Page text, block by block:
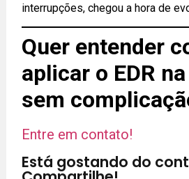
interrupções, chegou a hora de
Quer entender
aplicar o EDR
sem
Entre em contato!
Está gostando do